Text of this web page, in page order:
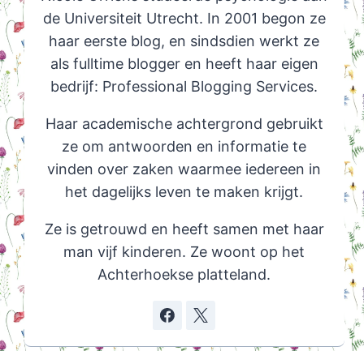
de Universiteit Utrecht. In 2001 begon ze
haar eerste blog, en sindsdien werkt ze
als fulltime blogger en heeft haar eigen
bedrijf: Professional Blogging Services.
Haar academische achtergrond gebruikt
ze om antwoorden en informatie te
vinden over zaken waarmee iedereen in
het dagelijks leven te maken krijgt.
Ze is getrouwd en heeft samen met haar
man vijf kinderen. Ze woont op het
Achterhoekse platteland.